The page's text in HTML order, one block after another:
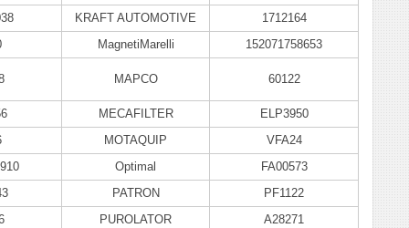
KRAFT AUTOMOTIVE
1712164
MagnetiMarelli
152071758653
MAPCO 60122
MECAFILTER
ELP3950
MOTAQUIP
VFA24
Optimal
FA00573
PATRON
PF1122
PUROLATOR
A28271